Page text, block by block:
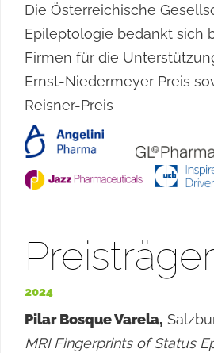
Die Österreichische
Epileptologie bedankt sich
Firmen für die
Ernst-Niedermeyer Preis
Reisner-Preis
Preisträger
2024
Pilar Bosque Varela,
MRI Fingerprints of Status